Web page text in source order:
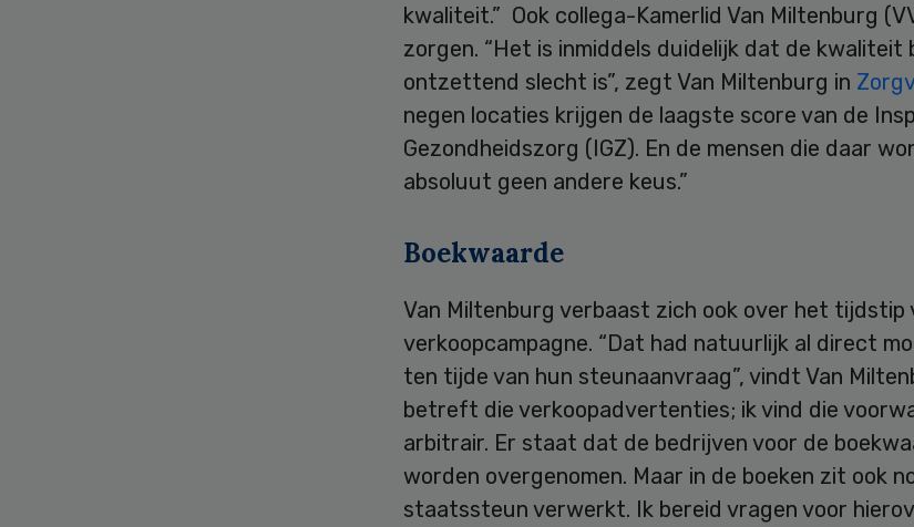
kwaliteit.” Ook collega-Kamerlid Van Miltenburg
zorgen. “Het is inmiddels duidelijk dat de kwaliteit
ontzettend slecht is”, zegt Van Miltenburg in
negen locaties krijgen de laagste score van de
Gezondheidszorg (IGZ). En de mensen die daar
absoluut geen andere keus.”
Boekwaarde
Van Miltenburg verbaast zich ook over het tijdstip
verkoopcampagne. “Dat had natuurlijk al direct
ten tijde van hun steunaanvraag”, vindt Van
betreft die verkoopadvertenties; ik vind die
arbitrair. Er staat dat de bedrijven voor de
worden overgenomen. Maar in de boeken zit ook
staatssteun verwerkt. Ik bereid vragen voor